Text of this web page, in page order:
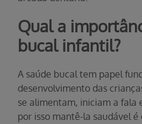
Qual a
bucal infantil?
A saúde bucal tem papel
desenvolvimento das
se alimentam, iniciam a fala
por isso mantê-la saudável